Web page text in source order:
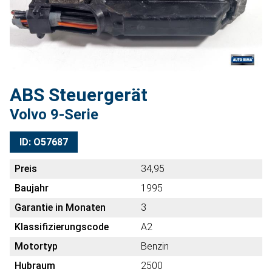
ABS Steuergerät
Volvo 9-Serie
ID: O57687
Preis
34,95
Baujahr
1995
Garantie in Monaten
3
Klassifizierungscode
A2
Motortyp
Benzin
Hubraum
2500